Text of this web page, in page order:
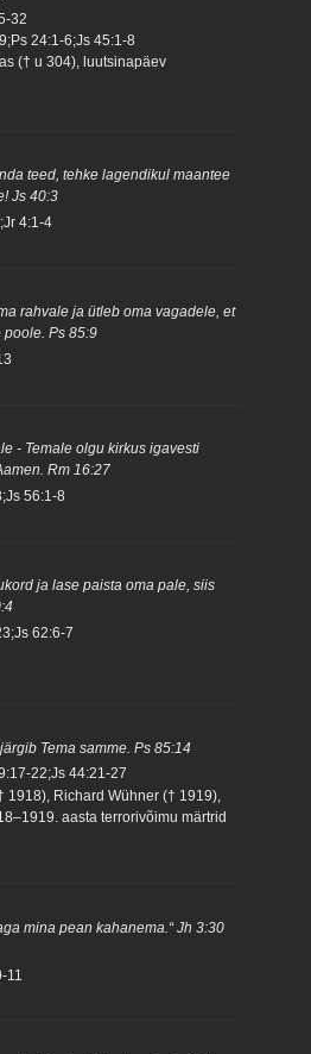
32
24:1-6;Js 45:1-8
(† u 304), luutsinapäev
teed, tehke lagendikul maantee
Js 40:3
4:1-4
rahvale ja ütleb oma vagadele, et
Ps 85:9
- Temale olgu kirkus igavesti
Rm 16:27
56:1-8
ja lase paista oma pale, siis
62:6-7
Tema samme. Ps 85:14
22;Js 44:21-27
1918), Richard Wühner († 1919),
aasta terrorivõimu märtrid
mina pean kahanema.“ Jh 3:30
11